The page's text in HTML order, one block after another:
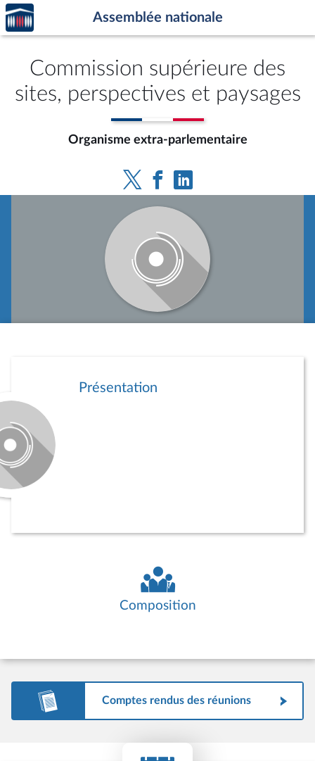
Aller au contenu
Aller en bas de la page
Accèder
à la
page
Assemblée nationale
Commission supérieure des
sites, perspectives et paysages
Organisme extra-parlementaire
Présentation
Composition
Comptes rendus des réunions